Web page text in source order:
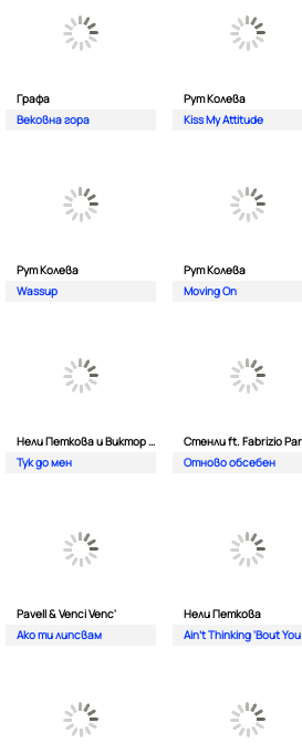
Графа
Вековна гора
Рут Колева
Kiss My Attitude
Рут Колева
Wassup
Рут Колева
Moving On
Нели Петкова и Виктор Калев
Тук до мен
Отново обсебен
Pavell & Venci Venc'
Ако ти липсвам
Нели Петкова
Ain't Thinking 'Bout You